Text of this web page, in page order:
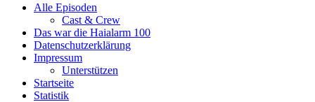
Alle Episoden
Cast & Crew
Das war die Haialarm 100
Datenschutzerklärung
Impressum
Unterstützen
Startseite
Statistik